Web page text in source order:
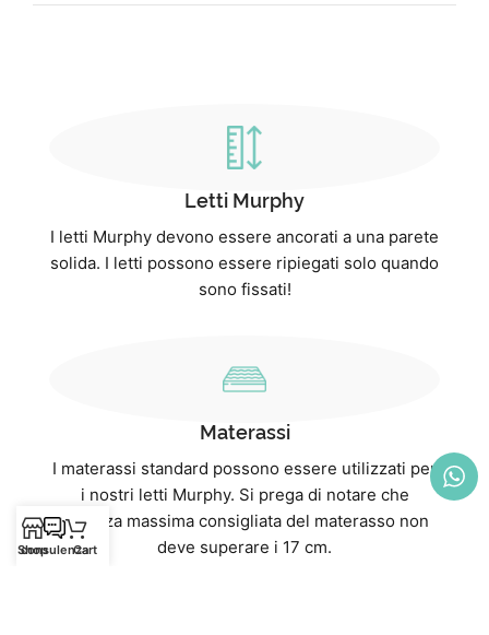
Letti Murphy
I letti Murphy devono essere ancorati a una parete
solida. I letti possono essere ripiegati solo quando
sono fissati!
Materassi
I materassi standard possono essere utilizzati per
i nostri letti Murphy. Si prega di notare che
l'altezza massima consigliata del materasso non
deve superare i 17 cm.
Shop
consulenza
Cart